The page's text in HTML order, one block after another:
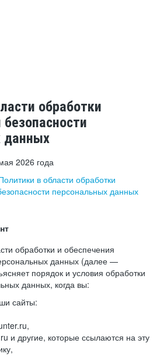
обработки
данных
2026 года
в области обработки
персональных данных
обработки и обеспечения
данных (далее —
порядок и условия обработки
данных, когда вы:
сайты:
и другие, которые ссылаются на эту